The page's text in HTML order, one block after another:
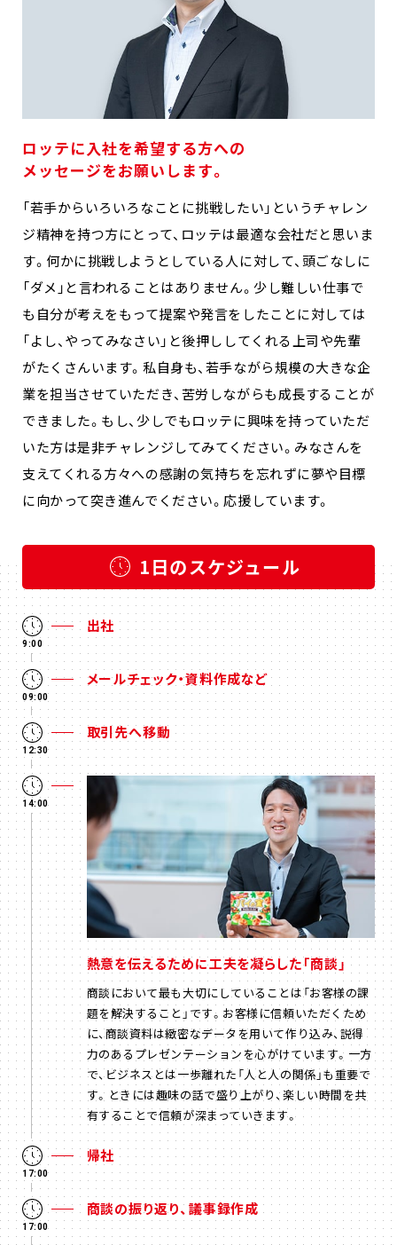
ロッテに入社を希望する方への
メッセージをお願いします。
「若手からいろいろなことに挑戦したい」というチャレン
ジ精神を持つ方にとって、ロッテは最適な会社だと思いま
す。何かに挑戦しようとしている人に対して、頭ごなしに
「ダメ」と言われることはありません。少し難しい仕事で
も自分が考えをもって提案や発言をしたことに対しては
「よし、やってみなさい」と後押ししてくれる上司や先輩
がたくさんいます。私自身も、若手ながら規模の大きな企
業を担当させていただき、苦労しながらも成長することが
できました。もし、少しでもロッテに興味を持っていただ
いた方は是非チャレンジしてみてください。みなさんを
支えてくれる方々への感謝の気持ちを忘れずに夢や目標
に向かって突き進んでください。応援しています。
1日のスケジュール
9:00
出社
09:00
メールチェック・資料作成など
12:30
取引先へ移動
14:00
熱意を伝えるために工夫を凝らした「商談」
商談において最も大切にしていることは「お客様の課
題を解決すること」です。お客様に信頼いただくため
に、商談資料は緻密なデータを用いて作り込み、説得
力のあるプレゼンテーションを心がけています。一方
で、ビジネスとは一歩離れた「人と人の関係」も重要で
す。ときには趣味の話で盛り上がり、楽しい時間を共
有することで信頼が深まっていきます。
17:00
帰社
17:00
商談の振り返り、議事録作成